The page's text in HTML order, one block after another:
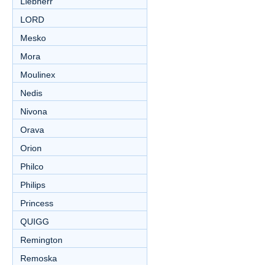
LORD
Mesko
Mora
Moulinex
Nedis
Nivona
Orava
Orion
Philco
Philips
Princess
QUIGG
Remington
Remoska